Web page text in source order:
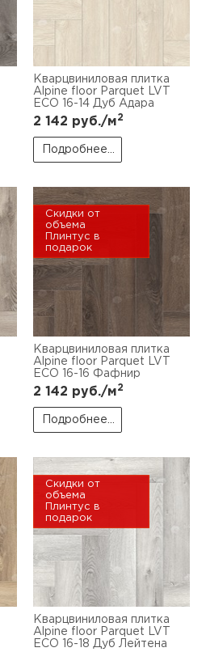
Кварцвиниловая плитка
Alpine floor Parquet LVT
ECO 16-14 Дуб Адара
2 142 руб./м2
Подробнее...
Скидки от
объема
Плинтус в
подарок
Кварцвиниловая плитка
Alpine floor Parquet LVT
ECO 16-16 Фафнир
2 142 руб./м2
Подробнее...
Скидки от
объема
Плинтус в
подарок
Кварцвиниловая плитка
Alpine floor Parquet LVT
ECO 16-18 Дуб Лейтена